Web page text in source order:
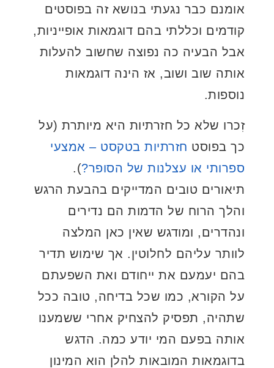
אומנם כבר נגעתי בנושא זה בפוסטים
קודמים וכללתי בהם דוגמאות אופייניות,
אבל הבעיה כה נפוצה שחשוב להעלות
אותה שוב ושוב, אז הינה דוגמאות
נוספות.
זִכרו שלא כל חזרתיות היא מיותרת (על
כך בפוסט חזרתיות בטקסט – אמצעי
ספרותי או עצלנות של הסופר?).
תיאורים טובים המדייקים בהבעת הרגש
והלך הרוח של הדמות הם נדירים
ונהדרים, ומודגש שאין כאן המלצה
לוותר עליהם לחלוטין. אך שימוש תדיר
בהם יעמעם את ייחודם ואת השפעתם
על הקורא, כמו שכל בדיחה, טובה ככל
שתהיה, תפסיק להצחיק אחרי ששמענו
אותה בפעם המי יודע כמה. הדגש
בדוגמאות המובאות להלן הוא המינון